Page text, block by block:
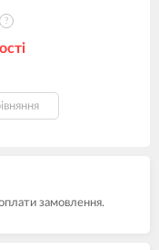
?
замовлення.